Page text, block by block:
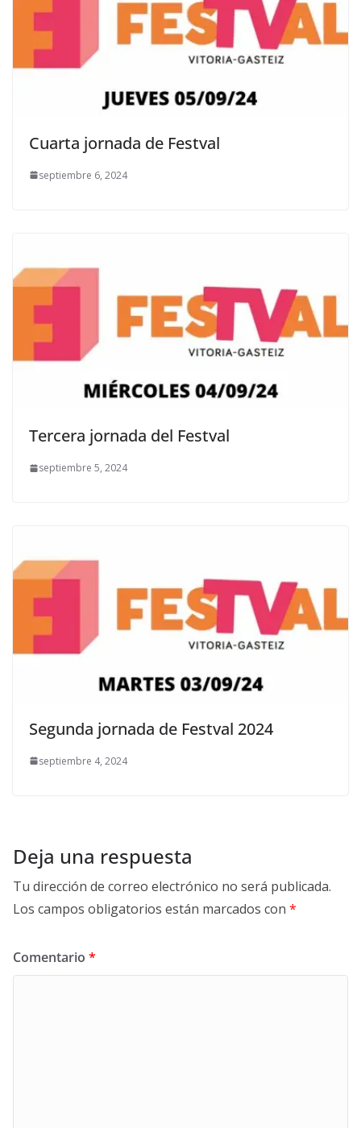
Cuarta jornada de Festval
septiembre 6, 2024
Tercera jornada del Festval
septiembre 5, 2024
Segunda jornada de Festval 2024
septiembre 4, 2024
Deja una respuesta
Tu dirección de correo electrónico no será publicada.
Los campos obligatorios están marcados con *
Comentario *